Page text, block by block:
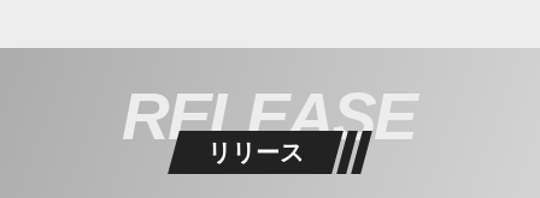
RELEASE
リリース